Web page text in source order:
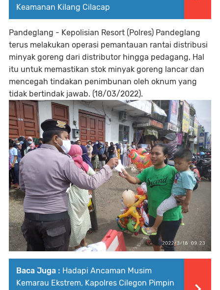
Keamanan Kilang Cilacap
Pandeglang - Kepolisian Resort (Polres) Pandeglang
terus melakukan operasi pemantauan rantai distribusi
minyak goreng dari distributor hingga pedagang, Hal
itu untuk memastikan stok minyak goreng lancar dan
mencegah tindakan penimbunan oleh oknum yang
tidak bertindak jawab. (18/03/2022).
Baca Juga : Hadapi Ancaman Musim
Kemarau Ekstrem, Kapolres Cilegon Pimpin